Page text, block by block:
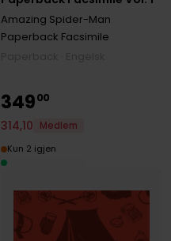
Amazing Spider-Man
Paperback Facsimile
34900
314,10
Medlem
Kun 2 igjen